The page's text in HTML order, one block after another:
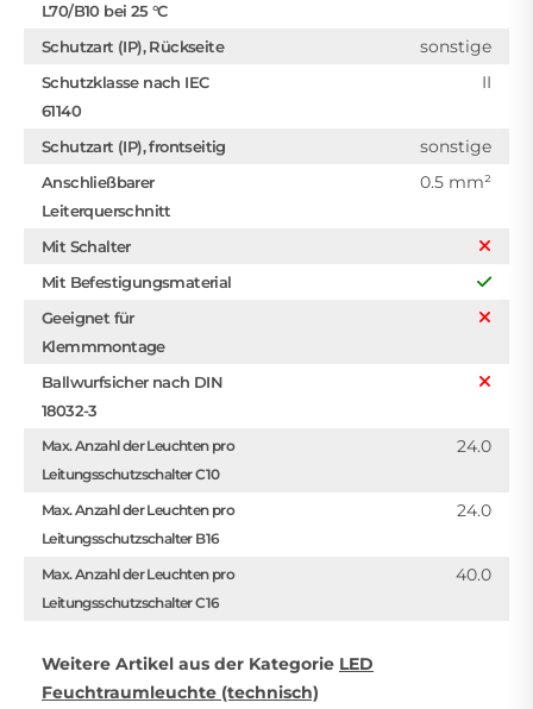
L70/B10 bei 25 °C
Schutzart (IP), Rückseite sonstige
Schutzklasse nach IEC
61140
II
Schutzart (IP), frontseitig sonstige
Anschließbarer
Leiterquerschnitt
0.5 mm²
Mit Schalter
Mit Befestigungsmaterial
Geeignet für
Klemmmontage
Ballwurfsicher nach DIN
18032-3
Max. Anzahl der Leuchten pro
Leitungsschutzschalter C10
24.0
Max. Anzahl der Leuchten pro
Leitungsschutzschalter B16
24.0
Max. Anzahl der Leuchten pro
Leitungsschutzschalter C16
40.0
Weitere Artikel aus der Kategorie LED
Feuchtraumleuchte (technisch)